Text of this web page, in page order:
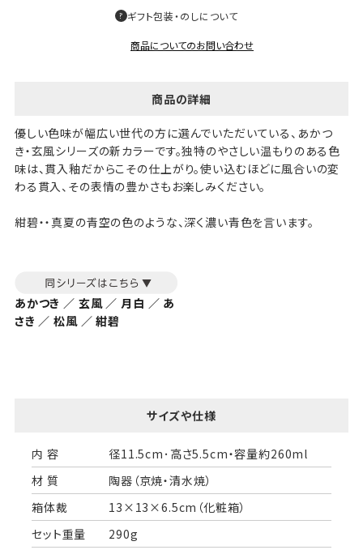
ギフト包装・のしについて
商品についてのお問い合わせ
商品の詳細
優しい色味が幅広い世代の方に選んでいただいている、あかつ
き・玄風シリーズの新カラーです。独特のやさしい温もりのある色
味は、貫入釉だからこその仕上がり。使い込むほどに風合いの変
わる貫入、その表情の豊かさもお楽しみください。
紺碧・・真夏の青空の色のような、深く濃い青色を言います。
あかつき ／ 玄風 ／ 月白 ／ あ
さき ／ 松風 ／ 紺碧
サイズや仕様
内 容
径11.5cm･高さ5.5cm・容量約260ml
材 質
陶器（京焼・清水焼）
箱体裁
13×13×6.5cm（化粧箱）
セット重量
290g